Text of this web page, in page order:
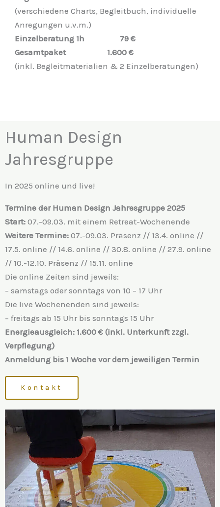
(verschiedene Charts, Begleitbuch, individuelle
Anregungen u.v.m.)
Einzelberatung 1h 79 €
Gesamtpaket 1.600 €
(inkl. Begleitmaterialien & 2 Einzelberatungen)
Human Design
Jahresgruppe
In 2025 online und live!
Termine der Human Design Jahresgruppe 2025
Start: 07.-09.03. mit einem Retreat-Wochenende
Weitere Termine: 07.-09.03. Präsenz // 13.4. online //
17.5. online // 14.6. online // 30.8. online // 27.9. online
// 10.-12.10. Präsenz // 15.11. online
Die online Zeiten sind jeweils:
– samstags oder sonntags von 10 – 17 Uhr
Die live Wochenenden sind jeweils:
– freitags ab 15 Uhr bis sonntags 15 Uhr
Energieausgleich: 1.600 € (inkl. Unterkunft zzgl.
Verpflegung)
Anmeldung bis 1 Woche vor dem jeweiligen Termin
Kontakt